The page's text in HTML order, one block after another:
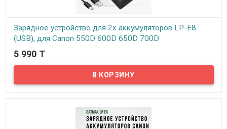
Зарядное устройство для 2х аккумуляторов LP-E8
(USB), для Canon 550D 600D 650D 700D
В наличии
Двойное зарядное устройство для двух аккумуляторов LP-E8
позволяет одновременно заряжать два аккумулятора Canon LP-
E8.
5 990 T